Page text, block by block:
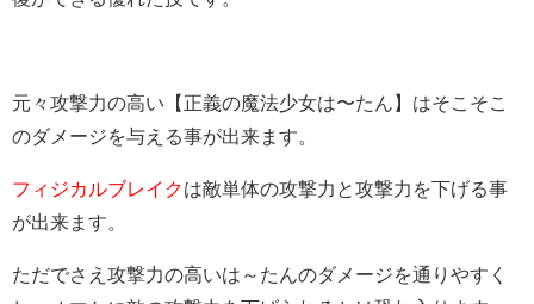
元々攻撃力の高い【正義の魔法少女は〜たん】はそこそこ
のダメージを与える事が出来ます。
フィジカルブレイクは敵単体の攻撃力と攻撃力を下げる事
が出来ます。
ただでさえ攻撃力の高いは～たんのダメージを通りやすく